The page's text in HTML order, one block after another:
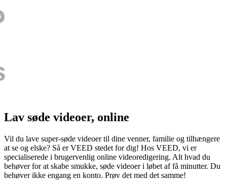
Lav søde videoer, online
Vil du lave super-søde videoer til dine venner, familie og tilhængere
at se og elske? Så er VEED stedet for dig! Hos VEED, vi er
specialiserede i brugervenlig online videoredigering. Alt hvad du
behøver for at skabe smukke, søde videoer i løbet af få minutter. Du
behøver ikke engang en konto. Prøv det med det samme!